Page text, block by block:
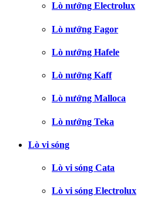
Lò nướng Electrolux
Lò nướng Fagor
Lò nướng Hafele
Lò nướng Kaff
Lò nướng Malloca
Lò nướng Teka
Lò vi sóng
Lò vi sóng Cata
Lò vi sóng Electrolux